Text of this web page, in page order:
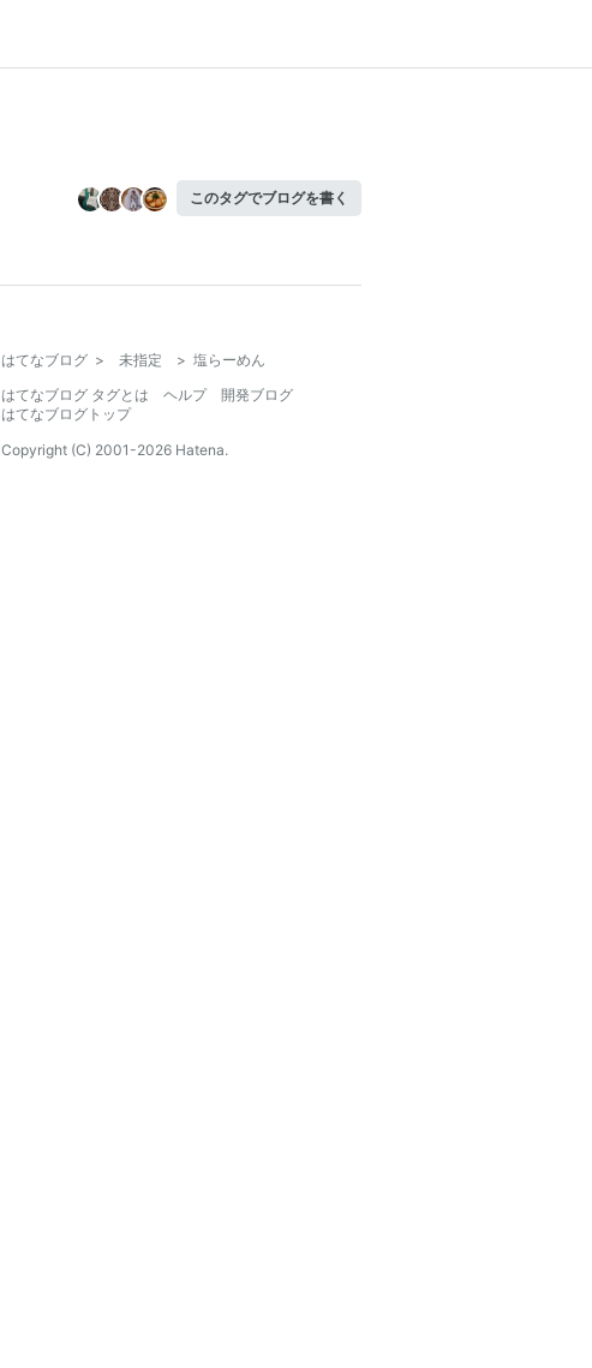
このタグでブログを書く
はてなブログ > 未指定 > 塩らーめん
はてなブログ タグとは
ヘルプ
開発ブログ
はてなブログトップ
Copyright (C) 2001-2026 Hatena.